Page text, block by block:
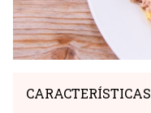
CARACTERÍSTICAS